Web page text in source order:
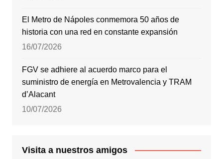
El Metro de Nápoles conmemora 50 años de
historia con una red en constante expansión
16/07/2026
FGV se adhiere al acuerdo marco para el
suministro de energía en Metrovalencia y TRAM
d’Alacant
10/07/2026
Visita a nuestros amigos